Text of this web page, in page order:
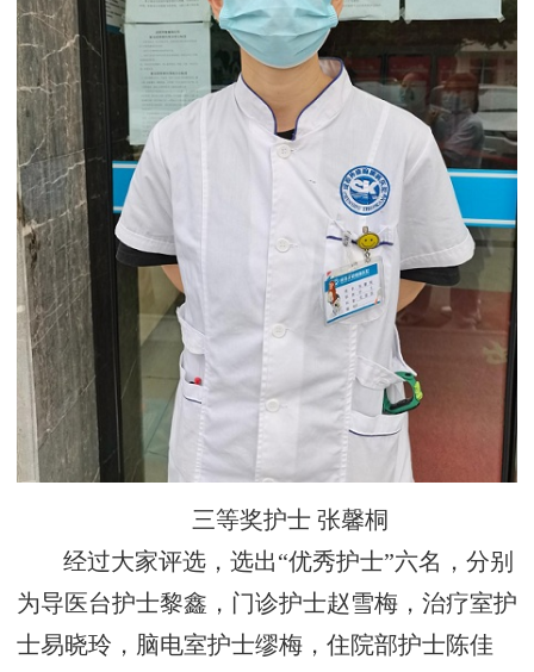
三等奖护士 张馨桐
经过大家评选，选出“优秀护士”六名，分别
为导医台护士黎鑫，门诊护士赵雪梅，治疗室护
士易晓玲，脑电室护士缪梅，住院部护士陈佳